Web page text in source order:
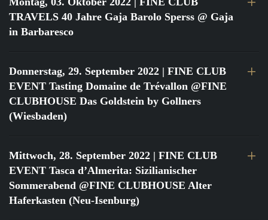
TRAVELS 40 Jahre Gaja Barolo Sperss @ Gaja
in Barbaresco
Donnerstag, 29. September 2022 | FINE CLUB
EVENT Tasting Domaine de Trévallon @FINE
CLUBHOUSE Das Goldstein by Gollners
(Wiesbaden)
Mittwoch, 28. September 2022 | FINE CLUB
EVENT Tasca d’Almerita: Sizilianischer
Sommerabend @FINE CLUBHOUSE Alter
Haferkasten (Neu-Isenburg)